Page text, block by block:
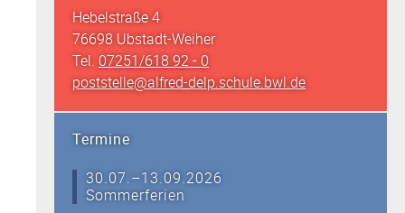
Hebelstraße 4
76698 Ubstadt-Weiher
Tel. 07251/618 92 - 0
poststelle@alfred-delp.schule.bwl.de
Termine
30.07.–13.09.2026
Sommerferien